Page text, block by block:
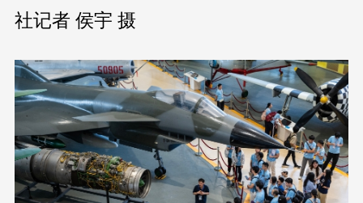
社记者 侯宇 摄